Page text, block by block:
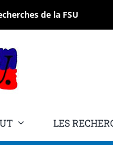
de la FSU
LES